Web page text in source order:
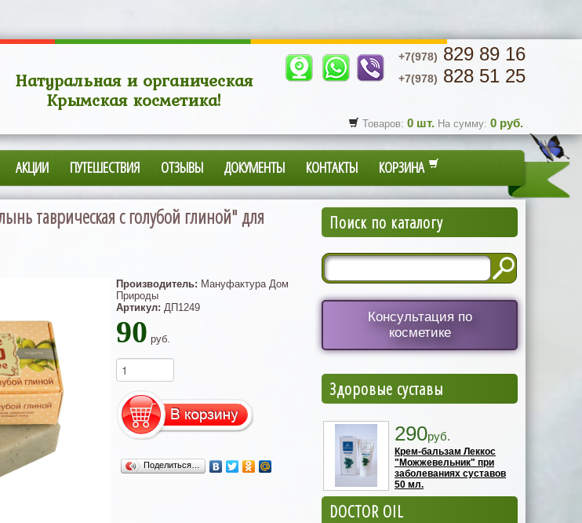
Натуральная и органическая
Крымская косметика!
+7(978) 829 89 16
+7(978) 828 51 25
Товаров: 0 шт. На сумму: 0 руб.
АКЦИИ ПУТЕШЕСТВИЯ ОТЗЫВЫ ДОКУМЕНТЫ КОНТАКТЫ КОРЗИНА
таврическая с голубой глиной" для
Производитель: Мануфактура Дом
Природы
Артикул: ДП1249
90 руб.
Поделиться…
Поиск по каталогу
Консультация по
косметике
Здоровые суставы
290руб.
Крем-бальзам Леккос
"Можжевельник" при
заболеваниях суставов
50 мл.
DOCTOR OIL